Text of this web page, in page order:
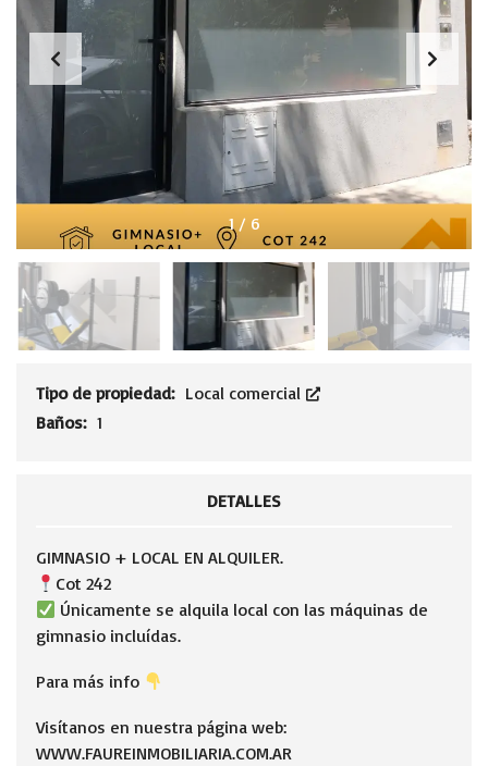
1/ 6
Tipo de propiedad: Local comercial
Baños: 1
DETALLES
GIMNASIO + LOCAL EN ALQUILER.
Cot 242
Únicamente se alquila local con las máquinas de
gimnasio incluídas.
Para más info
Visítanos en nuestra página web:
WWW.FAUREINMOBILIARIA.COM.AR